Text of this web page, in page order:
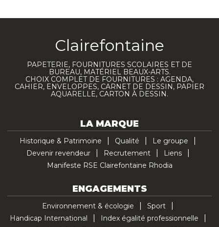
Clairefontaine
PAPETERIE, FOURNITURES SCOLAIRES ET DE
BUREAU, MATÉRIEL BEAUX-ARTS.
CHOIX COMPLET DE FOURNITURES : AGENDA,
CAHIER, ENVELOPPES, CARNET DE DESSIN, PAPIER
AQUARELLE, CARTON À DESSIN.
LA MARQUE
Historique & Patrimoine Qualité
Le groupe
Devenir revendeur
Recrutement
Liens
Manifeste RSE Clairefontaine Rhodia
ENGAGEMENTS
Environnement & écologie
Sport
Handicap International
Index égalité professionnelle